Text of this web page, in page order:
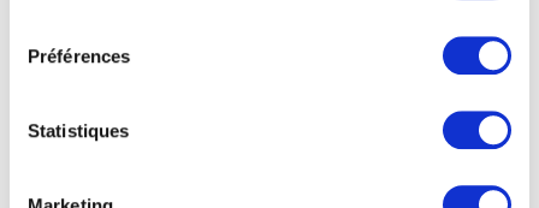
Préférences
Statistiques